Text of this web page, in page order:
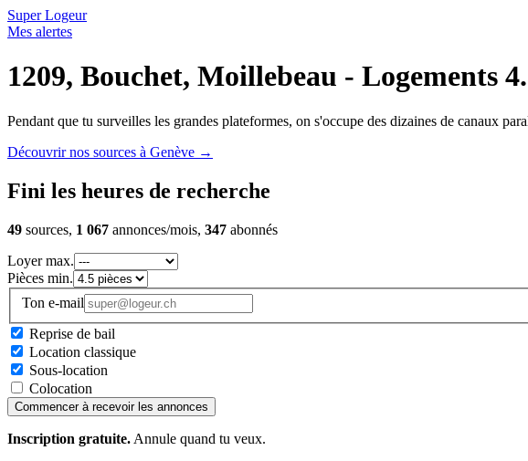
Super Logeur
Mes alertes
1209, Bouchet, Moillebeau - Logements
Pendant que tu surveilles les grandes plateformes, on s'occupe des dizaines de canaux
Découvrir nos sources à Genève →
Fini les heures de recherche
49 sources, 1 067 annonces/mois, 347 abonnés
Loyer max.
Pièces min.
Ton e-mail
Reprise de bail
Location classique
Sous-location
Colocation
Commencer à recevoir les annonces
Inscription gratuite. Annule quand tu veux.